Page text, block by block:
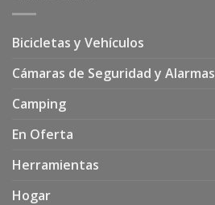
Bicicletas y Vehículos
Cámaras de Seguridad y Alarmas
Camping
En Oferta
Herramientas
Hogar